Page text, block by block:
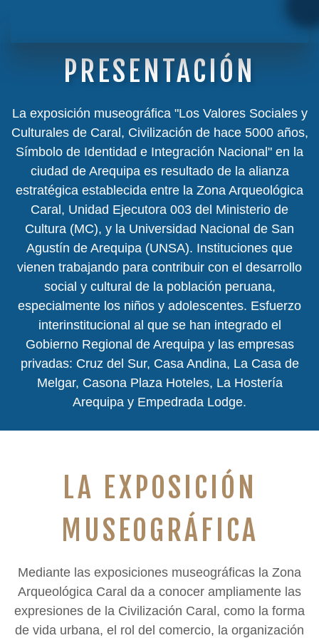
PRESENTACIÓN
La exposición museográfica "Los Valores Sociales y
Culturales de Caral, Civilización de hace 5000 años,
Símbolo de Identidad e Integración Nacional" en la
ciudad de Arequipa es resultado de la alianza
estratégica establecida entre la Zona Arqueológica
Caral, Unidad Ejecutora 003 del Ministerio de
Cultura (MC), y la Universidad Nacional de San
Agustín de Arequipa (UNSA). Instituciones que
vienen trabajando para contribuir con el desarrollo
social y cultural de la población peruana,
especialmente los niños y adolescentes. Esfuerzo
interinstitucional al que se han integrado el
Gobierno Regional de Arequipa y las empresas
privadas: Cruz del Sur, Casa Andina, La Casa de
Melgar, Casona Plaza Hoteles, La Hostería
Arequipa y Empedrada Lodge.
LA EXPOSICIÓN
MUSEOGRÁFICA
Mediante las exposiciones museográficas la Zona
Arqueológica Caral da a conocer ampliamente las
expresiones de la Civilización Caral, como la forma
de vida urbana, el rol del comercio, la organización